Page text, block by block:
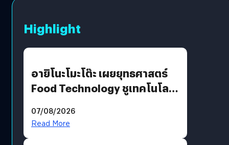
Highlight
อายิโนะโมะโต๊ะ เผยยุทธศาสตร์
Food Technology ชูเทคโนโลยี
บริโภคและ B2B
07/08/2026
Read More